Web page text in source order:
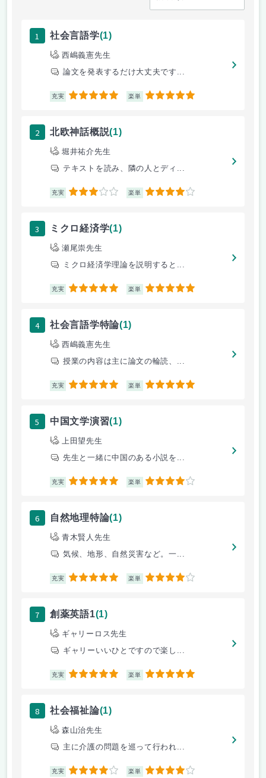
1 社会言語学(1)
西嶋義憲先生
論文を発表するだけ大丈夫です...
充実 5 楽単 5
2 北欧神話概説(1)
堀井祐介先生
テキストを読み、隣の人とディ...
充実 3 楽単 4
3 ミクロ経済学(1)
瀬尾崇先生
ミクロ経済学理論を説明すると...
充実 5 楽単 5
4 社会言語学特論(1)
西嶋義憲先生
授業の内容は主に論文の輪読、...
充実 5 楽単 5
5 中国文学演習(1)
上田望先生
先生と一緒に中国のある小説を...
充実 5 楽単 4
6 自然地理特論(1)
青木賢人先生
気候、地形、自然災害など。一...
充実 5 楽単 4
7 創薬英語1(1)
ギャリーロス先生
ギャリーいいひとですので楽し...
充実 5 楽単 5
8 社会福祉論(1)
森山治先生
主に介護の問題を巡って行われ...
充実 4 楽単 4